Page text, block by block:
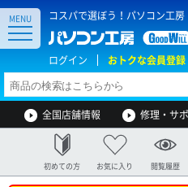
コスパで選ぼう！パソコン工房
ログイン おトクな会員登録
MENU
全国店舗情報 修理・サ
初めての方 お気に入り 閲覧履歴